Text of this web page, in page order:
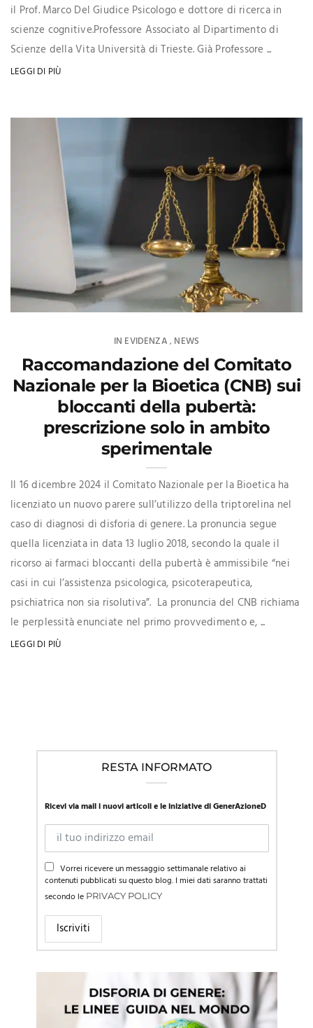
il Prof. Marco Del Giudice Psicologo e dottore di ricerca in
scienze cognitive.Professore Associato al Dipartimento di
Scienze della Vita Università di Trieste. Già Professore ...
LEGGI DI PIÙ
IN EVIDENZA , NEWS
Raccomandazione del Comitato
Nazionale per la Bioetica (CNB) sui
bloccanti della pubertà:
prescrizione solo in ambito
sperimentale
Il 16 dicembre 2024 il Comitato Nazionale per la Bioetica ha
licenziato un nuovo parere sull’utilizzo della triptorelina nel
caso di diagnosi di disforia di genere. La pronuncia segue
quella licenziata in data 13 luglio 2018, secondo la quale il
ricorso ai farmaci bloccanti della pubertà è ammissibile “nei
casi in cui l’assistenza psicologica, psicoterapeutica,
psichiatrica non sia risolutiva”. La pronuncia del CNB richiama
le perplessità enunciate nel primo provvedimento e, ...
LEGGI DI PIÙ
RESTA INFORMATO
Ricevi via mail i nuovi articoli e le iniziative di GenerAzioneD
Vorrei ricevere un messaggio settimanale relativo ai
contenuti pubblicati su questo blog. I miei dati saranno trattati
secondo le PRIVACY POLICY